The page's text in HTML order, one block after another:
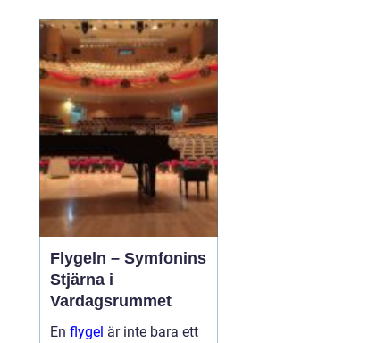
fantastiska upplevelser
som jakt erbjuder. En
viktig del i detta är22
augusti 2024
Flygeln – Symfonins
Stjärna i
Vardagsrummet
En flygel är inte bara ett